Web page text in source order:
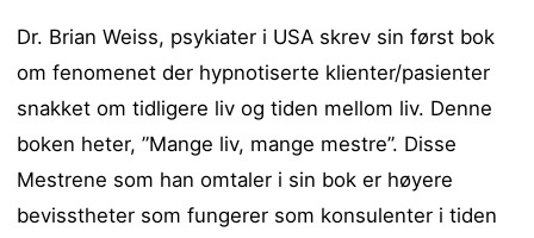
Dr. Brian Weiss, psykiater i USA skrev sin først bok
om fenomenet der hypnotiserte klienter/pasienter
snakket om tidligere liv og tiden mellom liv. Denne
boken heter, ”Mange liv, mange mestre”. Disse
Mestrene som han omtaler i sin bok er høyere
bevisstheter som fungerer som konsulenter i tiden